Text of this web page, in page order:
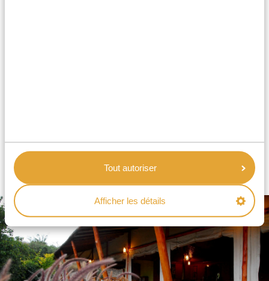
Tout autoriser
Afficher les détails
les hébergements sont habituellement situés dans de
très beaux cadres et que certains disposent de
piscines ou autres extras.